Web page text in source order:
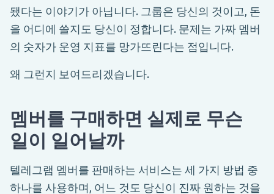
됐다는 이야기가 아닙니다. 그룹은 당신의 것이고, 돈
을 어디에 쓸지도 당신이 정합니다. 문제는 가짜 멤버
의 숫자가 운영 지표를 망가뜨린다는 점입니다.
왜 그런지 보여드리겠습니다.
멤버를 구매하면 실제로 무슨
일이 일어날까
텔레그램 멤버를 판매하는 서비스는 세 가지 방법 중
하나를 사용하며, 어느 것도 당신이 진짜 원하는 것을